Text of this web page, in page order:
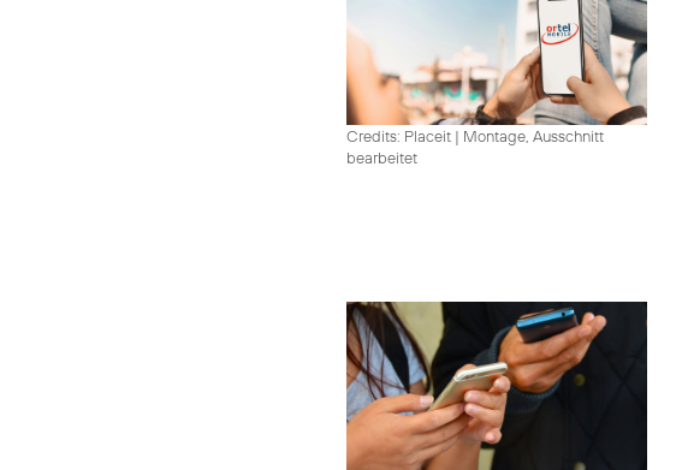
Credits: Placeit | Montage, Ausschnitt
bearbeitet